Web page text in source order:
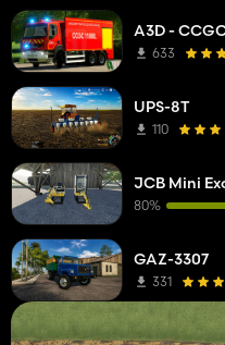
A3D -
633
UPS-8T
110
JCB Mini
80%
GAZ-3307
331